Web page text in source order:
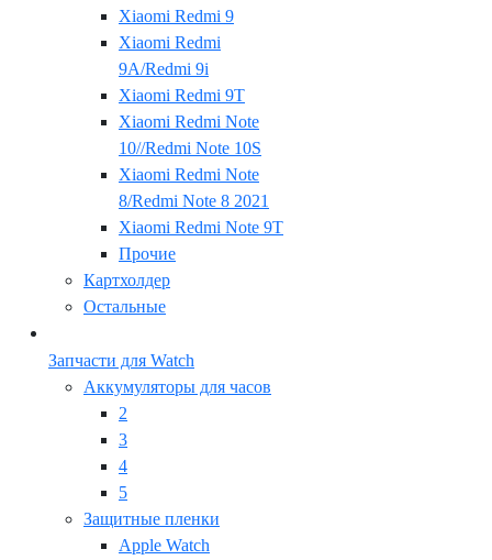
Xiaomi Redmi 9
Xiaomi Redmi
9A/Redmi 9i
Xiaomi Redmi 9T
Xiaomi Redmi Note
10//Redmi Note 10S
Xiaomi Redmi Note
8/Redmi Note 8 2021
Xiaomi Redmi Note 9T
Прочие
Картхолдер
Остальные
Запчасти для Watch
Аккумуляторы для часов
2
3
4
5
Защитные пленки
Apple Watch